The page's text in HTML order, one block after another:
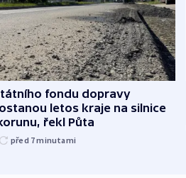
fondu dopravy
letos kraje na silnice
řekl Půta
před 7minutami